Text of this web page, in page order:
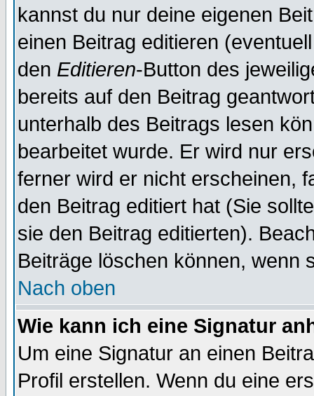
kannst du nur deine eigenen
einen Beitrag editieren
den Editieren-Button des
bereits auf den Beitrag
unterhalb des Beitrags lesen
bearbeitet wurde. Er wird nur
ferner wird er nicht erscheinen,
den Beitrag editiert hat (Sie
sie den Beitrag editierten).
Beiträge löschen können, wenn
Nach oben
Wie kann ich eine Signatur
Um eine Signatur an einen
Profil erstellen. Wenn du eine